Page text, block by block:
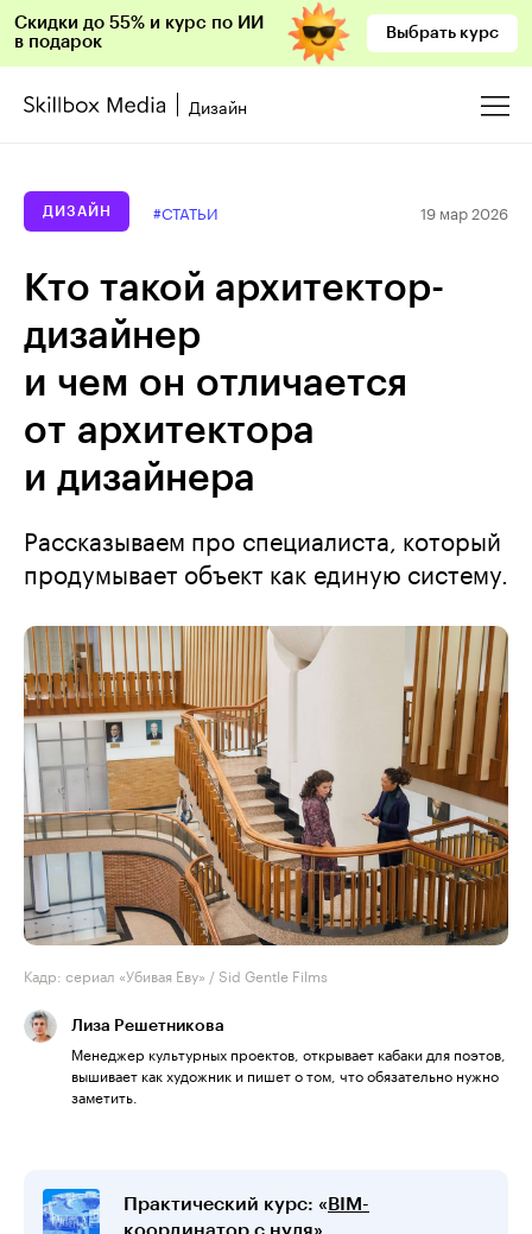
Скидки до 55% и курс по ИИ
в подарок
Выбрать курс
Дизайн
ДИЗАЙН #СТАТЬИ 19 мар 2026
Кто такой архитектор-
дизайнер
и чем он отличается
от архитектора
и дизайнера
Рассказываем про специалиста, который
продумывает объект как единую систему.
Кадр: сериал «Убивая Еву» / Sid Gentle Films
Лиза Решетникова
Менеджер культурных проектов, открывает кабаки для поэтов,
вышивает как художник и пишет о том, что обязательно нужно
заметить.
Практический курс: « BIM-
координатор с нуля»